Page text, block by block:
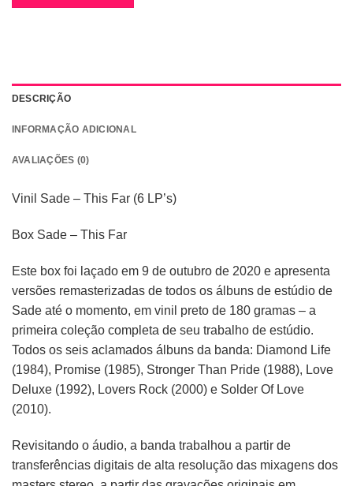
DESCRIÇÃO
INFORMAÇÃO ADICIONAL
AVALIAÇÕES (0)
Vinil Sade – This Far (6 LP’s)
Box Sade – This Far
Este box foi laçado em 9 de outubro de 2020 e apresenta
versões remasterizadas de todos os álbuns de estúdio de
Sade até o momento, em vinil preto de 180 gramas – a
primeira coleção completa de seu trabalho de estúdio.
Todos os seis aclamados álbuns da banda: Diamond Life
(1984), Promise (1985), Stronger Than Pride (1988), Love
Deluxe (1992), Lovers Rock (2000) e Solder Of Love
(2010).
Revisitando o áudio, a banda trabalhou a partir de
transferências digitais de alta resolução das mixagens dos